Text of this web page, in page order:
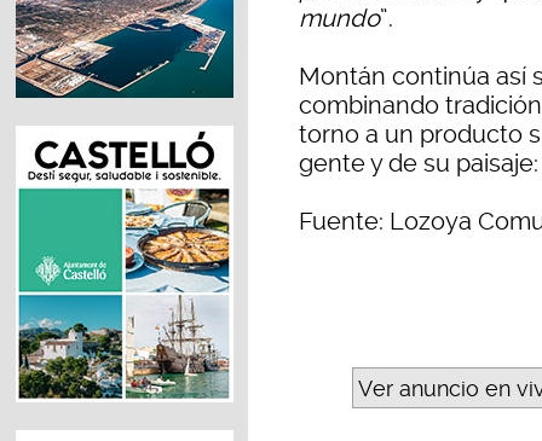
mundo”.
Montán continúa así
combinando
torno a un producto
gente y de su
Fuente: Lozoya
Ver anuncio en